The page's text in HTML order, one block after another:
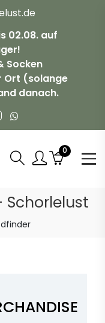
02.08. auf
Socken
Ort (solange
danach.
0